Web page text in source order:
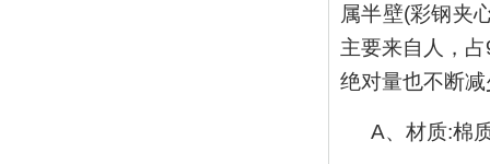
属半壁(彩钢夹
主要来自人，
绝对量也不断
A、材质:棉